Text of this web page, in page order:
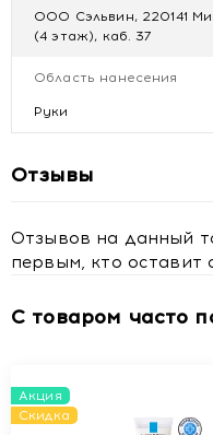
ООО Сэльвин, 220141
(4 этаж), каб. 37
Область нанесения
Руки
Отзывы
Отзывов на данный
первым, кто оставит
С товаром часто
Акция
Скидка